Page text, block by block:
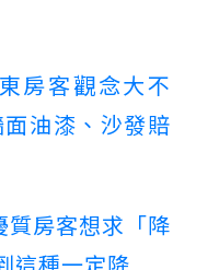
房客觀念大不
油漆、沙發賠
房客想求「降